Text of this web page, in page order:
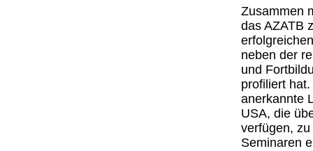
Zusammen
das AZATB
neben der
und
profiliert
anerkannte
USA, die
verfügen,
Seminaren